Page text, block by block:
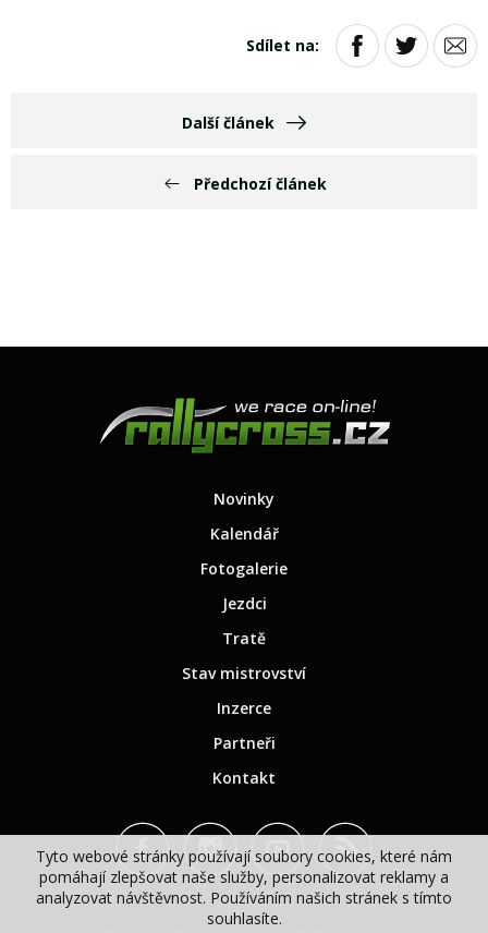
Tyto webové stránky používají soubory cookies, které nám
pomáhají zlepšovat naše služby, personalizovat reklamy a
analyzovat návštěvnost. Používáním našich stránek s tímto
souhlasíte.
Předchozí článek
Sdílet na:
Další článek
Novinky
Kalendář
Fotogalerie
Jezdci
Tratě
Stav mistrovství
Inzerce
Partneři
Kontakt